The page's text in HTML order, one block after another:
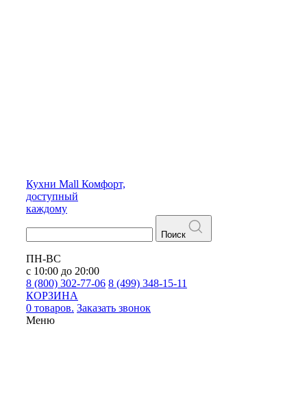
Кухни Mall Комфорт,
доступный
каждому
Поиск
ПН-ВС
с 10:00 до 20:00
8 (800) 302-77-06 8 (499) 348-15-11
КОРЗИНА
0 товаров. Заказать звонок
Меню